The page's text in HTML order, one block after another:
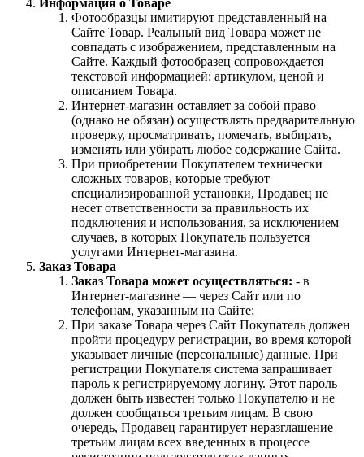
Фотообразцы имитируют представленный на
Сайте Товар. Реальный вид Товара может не
совпадать с изображением, представленным на
Сайте. Каждый фотообразец сопровождается
текстовой информацией: артикулом, ценой и
описанием Товара.
Интернет-магазин оставляет за собой право
(однако не обязан) осуществлять предварительную
проверку, просматривать, помечать, выбирать,
изменять или убирать любое содержание Сайта.
При приобретении Покупателем технически
сложных товаров, которые требуют
специализированной установки, Продавец не
несет ответственности за правильность их
подключения и использования, за исключением
случаев, в которых Покупатель пользуется
услугами Интернет-магазина.
Заказ Товара
Заказ Товара может осуществляться: - в
Интернет-магазине — через Сайт или по
телефонам, указанным на Сайте;
При заказе Товара через Сайт Покупатель должен
пройти процедуру регистрации, во время которой
указывает личные (персональные) данные. При
регистрации Покупателя система запрашивает
пароль к регистрируемому логину. Этот пароль
должен быть известен только Покупателю и не
должен сообщаться третьим лицам. В свою
очередь, Продавец гарантирует неразглашение
третьим лицам всех введенных в процессе